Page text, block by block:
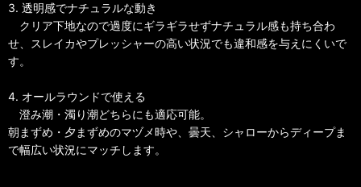
3. 透明感でナチュラルな動き
クリア下地なので過度にギラギラせずナチュラル感も持ち合わ
せ、スレイカやプレッシャーの高い状況でも違和感を与えにくいで
す。
4. オールラウンドで使える
澄み潮・濁り潮どちらにも適応可能。
朝まずめ・夕まずめのマヅメ時や、曇天、シャローからディープま
で幅広い状況にマッチします。